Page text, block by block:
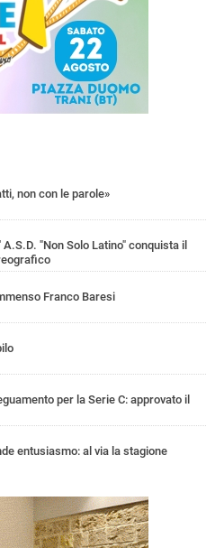
non con le parole»
"Non Solo Latino" conquista il
Franco Baresi
per la Serie C: approvato il
entusiasmo: al via la stagione